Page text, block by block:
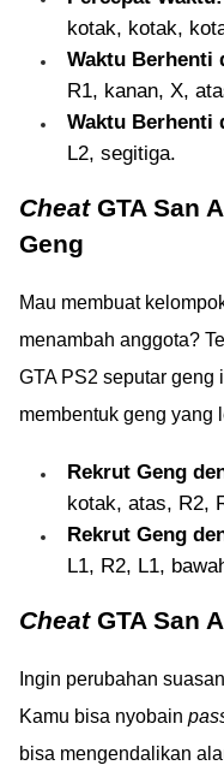
kotak, kotak,
Waktu Berhenti
R1, kanan, X,
Waktu Berhenti
L2, segitiga.
CheatGTA San
Geng
Mau membuat
menambah anggota?
GTA PS2 seputar geng
membentuk geng yang
Rekrut Geng
kotak, atas, R2,
Rekrut Geng
L1, R2, L1,
CheatGTA San
Ingin perubahan
Kamu bisa nyobain
bisa mengendalikan